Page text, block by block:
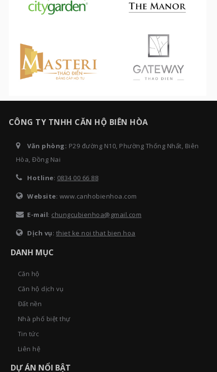
CÔNG TY TNHH CĂN HỘ BIÊN HÒA
Văn phòng: P29 đường N10, Phường Thống Nhất, Biên
Hòa, Đồng Nai
Hotline: 0834 00 66 88
Website: www.canhobienhoa.com
E-mail: chungcubienhoa@gmail.com
Dịch vụ: thiet ke noi that bien hoa
DANH MỤC
Căn hộ
Căn hộ dịch vụ
Đất nền
Nhà phố biệt thự
Tin tức
Liên hệ
DỰ ÁN NỔI BẬT